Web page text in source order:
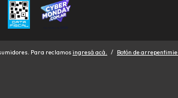
Para reclamosingresá acá. / Botón de